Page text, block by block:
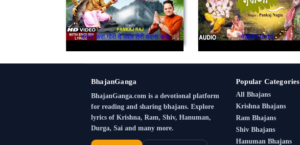
वंदना करा गोरी दे लाल तेरी वंदना करा वेलकम गणेशा
BhajanGanga
BhajanGanga.com is a devotional platform
for reading and sharing bhajans. Explore
lyrics of Krishna, Ram, Shiv, Hanuman,
Durga, Sai and many more.
Popular Categories
All Bhajans
Krishna Bhajans
Ram Bhajans
Shiv Bhajans
Hanuman Bhajans